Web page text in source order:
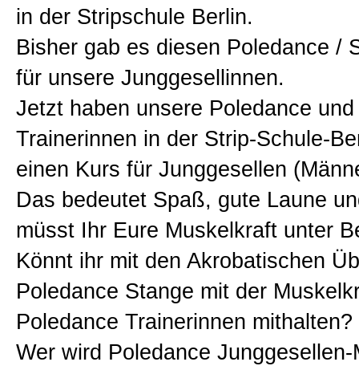
GoGo-Dance Kurse
Junggesellinnenabschied
Junggesellenabschied
Schauspieler Coaching
Stripper / Stripperin buchen
Vermietung
in der Stripschule Berlin.
Bisher gab es diesen Poledance /
für unsere Junggesellinnen.
Jetzt haben unsere Poledance
Trainerinnen in der Strip-Schule-
einen Kurs für Junggesellen
Das bedeutet Spaß, gute Laune
müsst Ihr Eure Muskelkraft unter
Könnt ihr mit den Akrobatischen
Poledance Stange mit der
Poledance Trainerinnen mithalten?
Wer wird Poledance